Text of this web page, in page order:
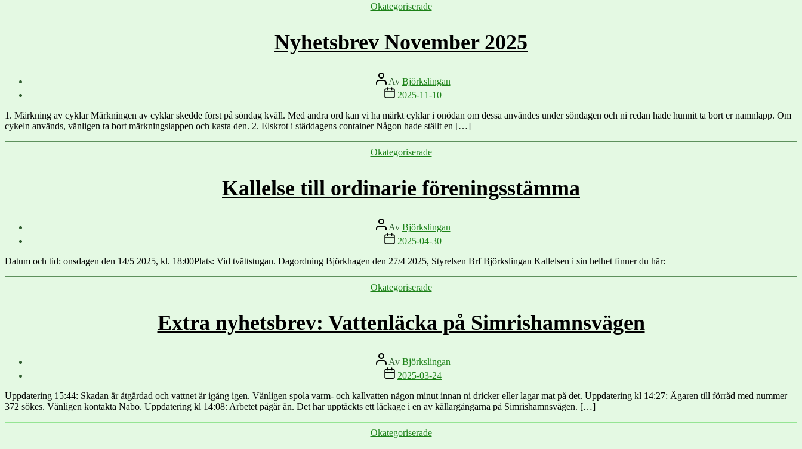
Kategorier
Okategoriserade
Nyhetsbrev November 2025
Inläggsförfattare
Av Björkslingan
Inläggsdatum
2025-11-10
1. Märkning av cyklar Märkningen av cyklar skedde först på söndag kväll. Med andra ord kan vi ha märkt cyklar i onödan om dessa användes under söndagen och ni redan hade hunnit ta bort er namnlapp. Om
cykeln används, vänligen ta bort märkningslappen och kasta den. 2. Elskrot i städdagens container Någon hade ställt en […]
Kategorier
Okategoriserade
Kallelse till ordinarie föreningsstämma
Inläggsförfattare
Av Björkslingan
Inläggsdatum
2025-04-30
Datum och tid: onsdagen den 14/5 2025, kl. 18:00Plats: Vid tvättstugan. Dagordning Björkhagen den 27/4 2025, Styrelsen Brf Björkslingan Kallelsen i sin helhet finner du här:
Kategorier
Okategoriserade
Extra nyhetsbrev: Vattenläcka på Simrishamnsvägen
Inläggsförfattare
Av Björkslingan
Inläggsdatum
2025-03-24
Uppdatering 15:44: Skadan är åtgärdad och vattnet är igång igen. Vänligen spola varm- och kallvatten någon minut innan ni dricker eller lagar mat på det. Uppdatering kl 14:27: Ägaren till förråd med nummer
372 sökes. Vänligen kontakta Nabo. Uppdatering kl 14:08: Arbetet pågår än. Det har upptäckts ett läckage i en av källargångarna på Simrishamnsvägen. […]
Kategorier
Okategoriserade